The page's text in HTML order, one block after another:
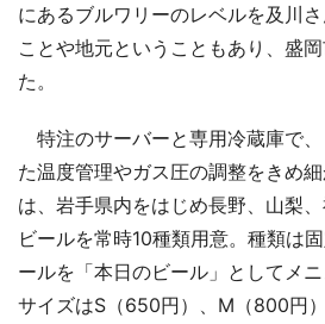
にあるブルワリーのレベルを及川
ことや地元ということもあり、盛
た。
特注のサーバーと専用冷蔵庫で
た温度管理やガス圧の調整をきめ
は、岩手県内をはじめ長野、山梨
ビールを常時10種類用意。種類は
ールを「本日のビール」としてメニ
サイズはS（650円）、M（800円